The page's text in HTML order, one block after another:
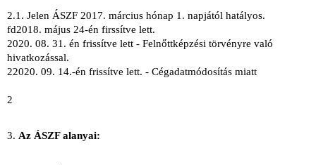
2.1. Jelen ÁSZF 2017. március hónap 1. napjától hatályos.
fd2018. május 24-én firssítve lett.
2020. 08. 31. én frissítve lett - Felnőttképzési törvényre való
hivatkozással.
22020. 09. 14.-én frissítve lett. - Cégadatmódosítás miatt
2
3. Az ÁSZF alanyai: